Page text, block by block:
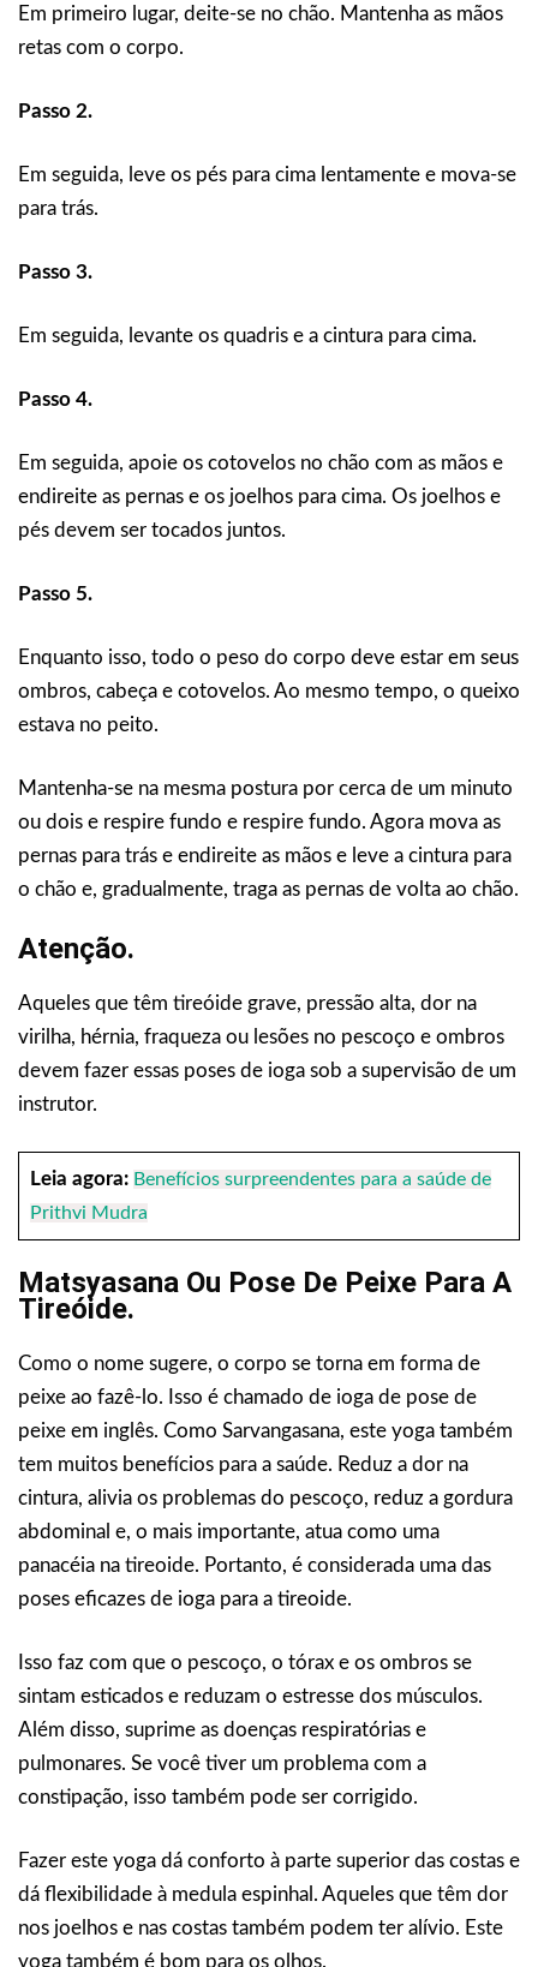
Em primeiro lugar, deite-se no chão. Mantenha as mãos
retas com o corpo.
Passo 2.
Em seguida, leve os pés para cima lentamente e mova-se
para trás.
Passo 3.
Em seguida, levante os quadris e a cintura para cima.
Passo 4.
Em seguida, apoie os cotovelos no chão com as mãos e
endireite as pernas e os joelhos para cima. Os joelhos e
pés devem ser tocados juntos.
Passo 5.
Enquanto isso, todo o peso do corpo deve estar em seus
ombros, cabeça e cotovelos. Ao mesmo tempo, o queixo
estava no peito.
Mantenha-se na mesma postura por cerca de um minuto
ou dois e respire fundo e respire fundo. Agora mova as
pernas para trás e endireite as mãos e leve a cintura para
o chão e, gradualmente, traga as pernas de volta ao chão.
Atenção.
Aqueles que têm tireóide grave, pressão alta, dor na
virilha, hérnia, fraqueza ou lesões no pescoço e ombros
devem fazer essas poses de ioga sob a supervisão de um
instrutor.
Leia agora: Benefícios surpreendentes para a saúde de
Prithvi Mudra
Matsyasana Ou Pose De Peixe Para A
Tireóide.
Como o nome sugere, o corpo se torna em forma de
peixe ao fazê-lo. Isso é chamado de ioga de pose de
peixe em inglês. Como Sarvangasana, este yoga também
tem muitos benefícios para a saúde. Reduz a dor na
cintura, alivia os problemas do pescoço, reduz a gordura
abdominal e, o mais importante, atua como uma
panacéia na tireoide. Portanto, é considerada uma das
poses eficazes de ioga para a tireoide.
Isso faz com que o pescoço, o tórax e os ombros se
sintam esticados e reduzam o estresse dos músculos.
Além disso, suprime as doenças respiratórias e
pulmonares. Se você tiver um problema com a
constipação, isso também pode ser corrigido.
Fazer este yoga dá conforto à parte superior das costas e
dá flexibilidade à medula espinhal. Aqueles que têm dor
nos joelhos e nas costas também podem ter alívio. Este
yoga também é bom para os olhos.